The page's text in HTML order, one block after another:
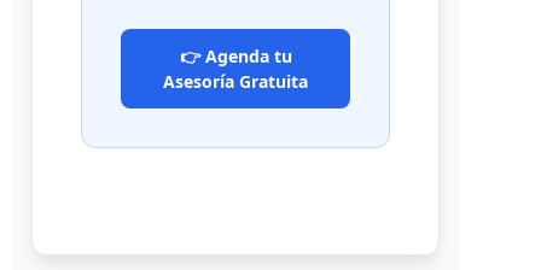
👉 Agenda tu
Asesoría Gratuita